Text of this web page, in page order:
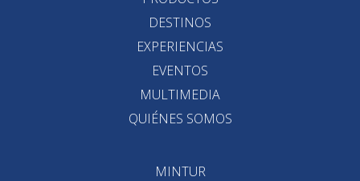
DESTINOS
EXPERIENCIAS
EVENTOS
MULTIMEDIA
QUIÉNES SOMOS
MINTUR